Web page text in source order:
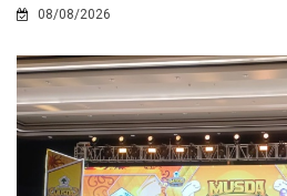
08/08/2026